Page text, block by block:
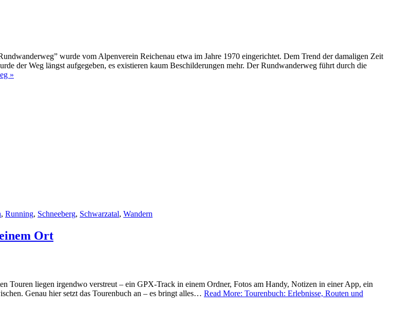
wurde vom Alpenverein Reichenau etwa im Jahre 1970 eingerichtet. Dem Trend der damaligen Zeit
der Weg längst aufgegeben, es existieren kaum Beschilderungen mehr. Der Rundwanderweg führt durch die
»
, Running, Schneeberg, Schwarzatal, Wandern
Ort
Touren liegen irgendwo verstreut – ein GPX-Track in einem Ordner, Fotos am Handy, Notizen in einer App, ein
Genau hier setzt das Tourenbuch an – es bringt alles… Read More: Tourenbuch: Erlebnisse, Routen und